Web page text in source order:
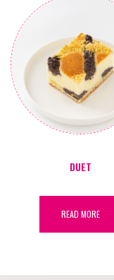
DUET
READ MORE